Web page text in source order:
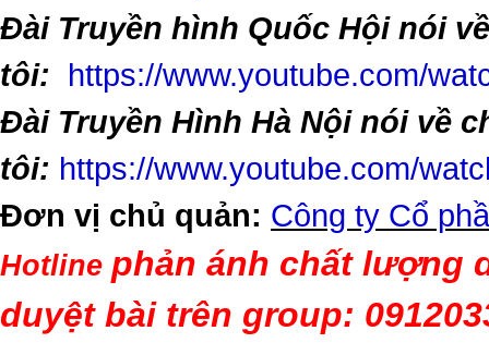
Đài Truyền hình Quốc Hội nói
tôi:
https://www.youtube.com/
Đài Truyền Hình Hà Nội nói về
tôi: https://www.youtube.com/
Đơn vị chủ quản: Công ty Cổ
Hotline phản ánh chất lượng
duyệt bài trên group: